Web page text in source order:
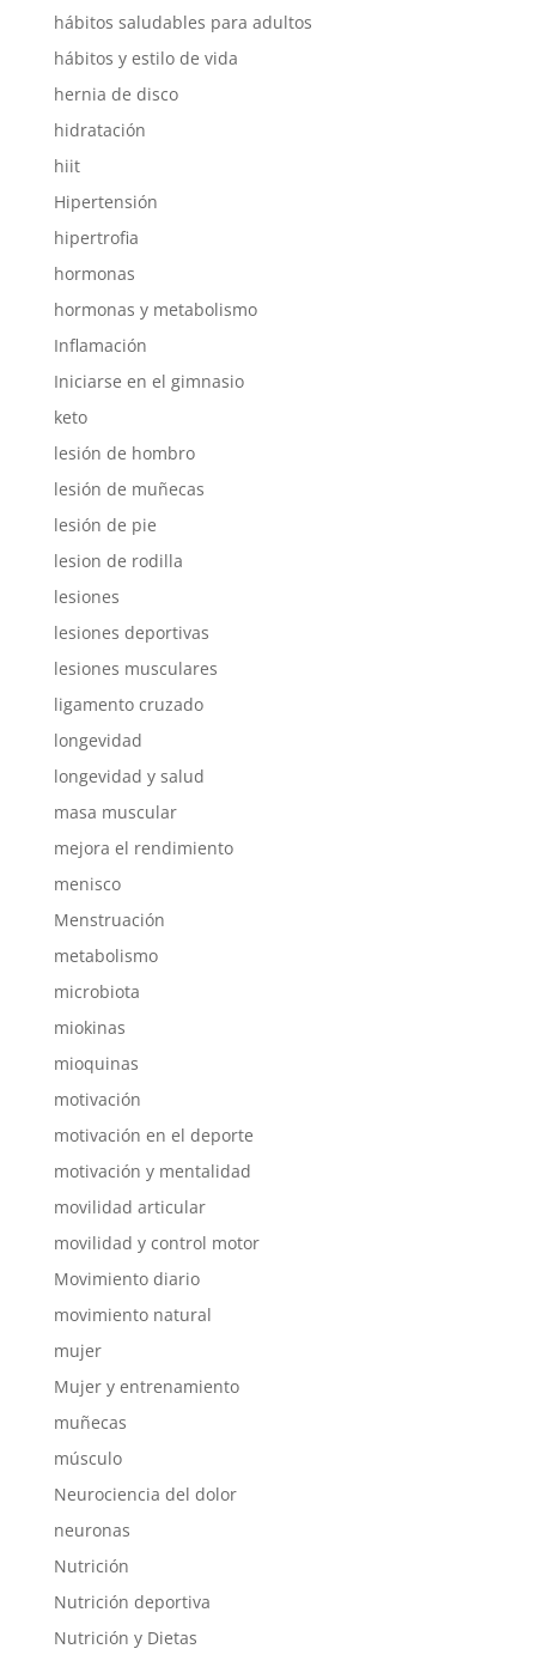
hábitos saludables para adultos
hábitos y estilo de vida
hernia de disco
hidratación
hiit
Hipertensión
hipertrofia
hormonas
hormonas y metabolismo
Inflamación
Iniciarse en el gimnasio
keto
lesión de hombro
lesión de muñecas
lesión de pie
lesion de rodilla
lesiones
lesiones deportivas
lesiones musculares
ligamento cruzado
longevidad
longevidad y salud
masa muscular
mejora el rendimiento
menisco
Menstruación
metabolismo
microbiota
miokinas
mioquinas
motivación
motivación en el deporte
motivación y mentalidad
movilidad articular
movilidad y control motor
Movimiento diario
movimiento natural
mujer
Mujer y entrenamiento
muñecas
músculo
Neurociencia del dolor
neuronas
Nutrición
Nutrición deportiva
Nutrición y Dietas